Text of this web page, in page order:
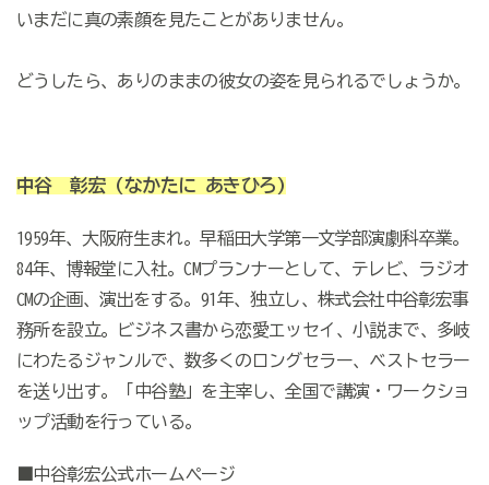
いまだに真の素顔を見たことがありません。
どうしたら、ありのままの彼女の姿を見られるでしょうか。
中谷 彰宏(なかたに あきひろ)
1959年、大阪府生まれ。早稲田大学第一文学部演劇科卒業。
84年、博報堂に入社。CMプランナーとして、テレビ、ラジオ
CMの企画、演出をする。91年、独立し、株式会社中谷彰宏事
務所を設立。ビジネス書から恋愛エッセイ、小説まで、多岐
にわたるジャンルで、数多くのロングセラー、ベストセラー
を送り出す。「中谷塾」を主宰し、全国で講演・ワークショ
ップ活動を行っている。
■中谷彰宏公式ホームページ